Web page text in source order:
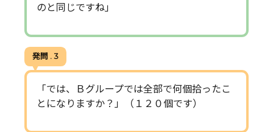
のと同じですね」
発問 . 3
「では、Ｂグループでは全部で何個拾ったこ
とになりますか？」（１２０個です）